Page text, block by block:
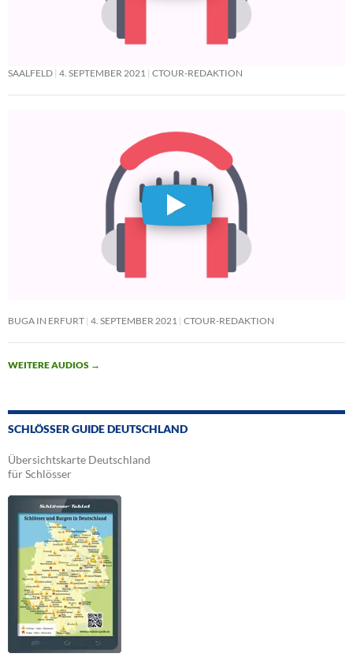
SAALFELD 4. SEPTEMBER 2021 CTOUR-REDAKTION
BUGA IN ERFURT 4. SEPTEMBER 2021 CTOUR-REDAKTION
WEITERE AUDIOS →
SCHLÖSSER GUIDE DEUTSCHLAND
Übersichtskarte Deutschland
für Schlösser